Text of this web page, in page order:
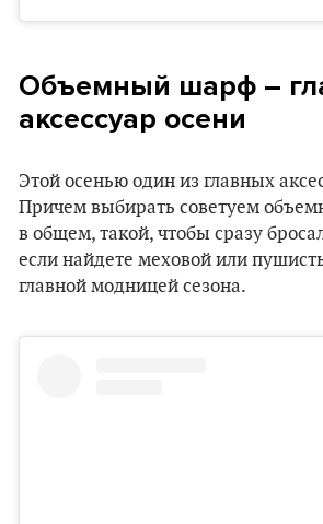
Объемный шарф –
аксессуар осени
Этой осенью один из главных
Причем выбирать советуем
в общем, такой, чтобы сразу
если найдете меховой или
главной модницей сезона.